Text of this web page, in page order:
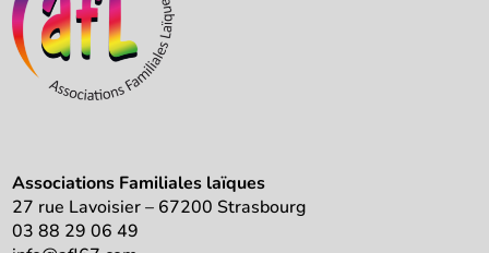
Associations Familiales laïques
27 rue Lavoisier – 67200 Strasbourg
03 88 29 06 49